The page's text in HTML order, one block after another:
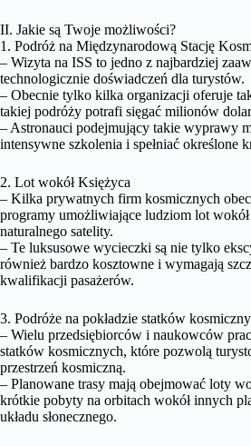
II. Jakie są Twoje możliwości?
1. Podróż na Międzynarodową Stację
– Wizyta na ISS to jedno z najbardziej
technologicznie doświadczeń dla turystów.
– Obecnie tylko kilka organizacji oferuje
takiej podróży potrafi sięgać milionów
– Astronauci podejmujący takie wyprawy
intensywne szkolenia i spełniać określone
2. Lot wokół Księżyca
– Kilka prywatnych firm kosmicznych
programy umożliwiające ludziom lot wokół
naturalnego satelity.
– Te luksusowe wycieczki są nie tylko
również bardzo kosztowne i wymagają
kwalifikacji pasażerów.
3. Podróże na pokładzie statków
– Wielu przedsiębiorców i naukowców
statków kosmicznych, które pozwolą
przestrzeń kosmiczną.
– Planowane trasy mają obejmować loty
krótkie pobyty na orbitach wokół innych
układu słonecznego.